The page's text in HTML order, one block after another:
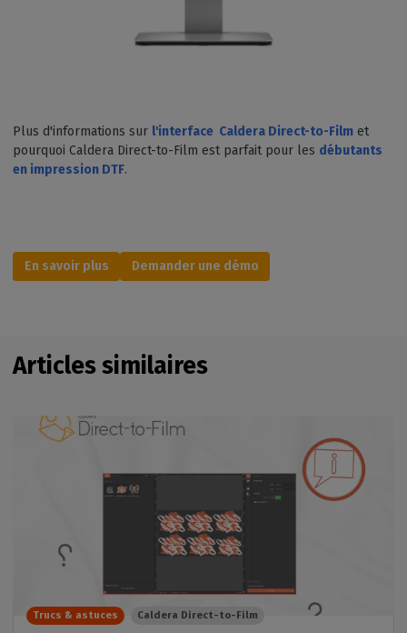
Plus d'informations sur l'interface Caldera Direct-to-Film et
pourquoi Caldera Direct-to-Film est parfait pour les débutants
en impression DTF.
En savoir plus Demander une démo
Articles similaires
Trucs & astuces Caldera Direct-to-Film